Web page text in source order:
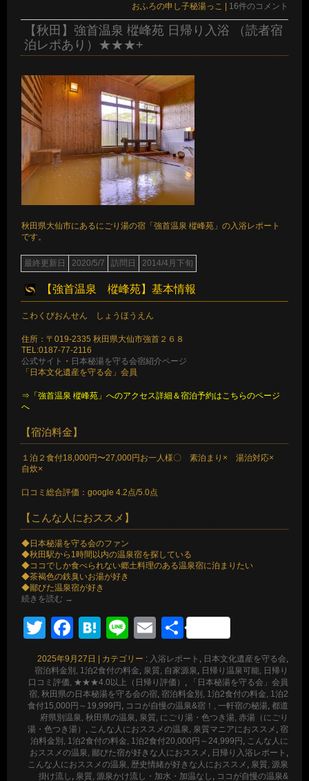
おふろの申し子秘湯っこ | 16件のコメント
【秋田】強首温泉 樅峰苑 日帰り入浴 （読者宿
泊レポあり）★★★+
秋田県大仙市にあるにごり湯の宿「強首温泉 樅峰苑」の入浴レポート
です。
最終更新日 2020/5/7 訪問日 2014/4月下旬
【強首温泉 樅峰苑】基本情報
こわくびおんせん しょうほうえん
住所：〒019-2335 秋田県大仙市強首２６８
TEL:0187-77-2116
公式サイト ・ 日本秘湯を守る会宿紹介ページ
「日本文化遺産を守る会」会員
⇒「強首温泉 樅峰苑」へのアクセス詳細＆宿泊予約はこちらのページ
へ
【宿泊料金】
１泊２食付18,000円〜27,000円お一人様〇 素泊まり× 湯治対応×
自炊×
口コミ総合評価：google 4.2点/5.0点
【こんな人におススメ】
◆日本秘湯を守る会のファン
◆秋田駅から1時間以内の温泉宿を探している
◆ココでしか食べられない郷土料理のある温泉宿に泊まりたい
◆茶褐色の鉄臭いお湯が好き
◆鄙びた温泉宿が好き
続きを読む →
TwitterFacebook
Hatena
LineEmail
共
有
2025年9月27日 | カテゴリー : 入浴レポート 日本文化遺産を守る会
宿泊料金別, 1泊2食付の料金 泉質, 自家源泉
日帰り温泉可能, 日帰り
口コミ評価, ★★★4.0以上（日帰り評価）
「日本秘湯を守る会」会員
宿, 秋田県の日本秘湯を守る会の宿 宿泊料金別, 1泊2食付の料金, 1泊2
食付15,000円～19,999円
ココが自慢の温泉&宿！, 一軒宿の秘湯 都道
府県別温泉, 秋田県の温泉 泉質, にごり湯・色つき湯, 赤湯（にごり
湯・色つき湯）
こんな人におススメの温泉, 泉質マニアにおススメ 宿
泊料金別, 1泊2食付の料金, 1泊2食付20,000円～24,999円
こんな人に
おススメの温泉, 鄙びた宿が好きな人におススメ
日帰り入浴レポート
こんな人におススメの温泉, 歴史情緒が好きな人におススメ
泉質, 源泉
掛け流し
泉質, 源泉かけ流し・加水・加温なし
ココが自慢の温泉&